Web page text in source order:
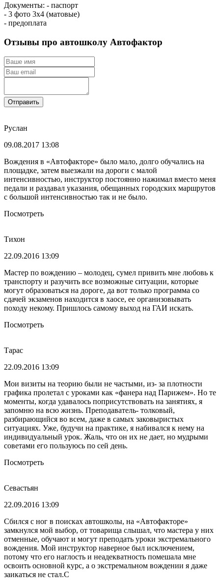
Документы: - паспорт
- 3 фото 3х4 (матовые)
- предоплата
Отзывы про автошколу Автофактор
Отправить
Руслан
09.08.2017 13:08
Вождения в «Автофакторе» было мало, долго обучались на
площадке, затем выезжали на дороги с малой
интенсивностью, инструктор постоянно нажимал вместо меня
педали и раздавал указания, обещанных городских маршрутов
с большой интенсивностью так и не было.
Посмотреть
Тихон
22.09.2016 13:09
Мастер по вождению – молодец, сумел привить мне любовь к
транспорту и разучить все возможные ситуации, которые
могут образоваться на дороге, да вот только программа со
сдачей экзаменов находится в хаосе, ее организовывать
походу некому. Пришлось самому выход на ГАИ искать.
Посмотреть
Тарас
22.09.2016 13:09
Мои визиты на теорию были не частыми, из- за плотности
графика пролетал с уроками как «фанера над Парижем». Но те
моменты, когда удавалось поприсутствовать на занятиях, я
запомню на всю жизнь. Преподаватель- толковый,
разбирающийся во всем, даже в самых заковыристых
ситуациях. Уже, будучи на практике, я набивался к нему на
индивидуальный урок. Жаль, что он их не дает, но мудрыми
советами его пользуюсь по сей день.
Посмотреть
Севастьян
22.09.2016 13:09
Сбился с ног в поисках автошколы, на «Автофакторе»
замкнулся мой выбор, от товарища слышал, что мастера у них
отменные, обучают и могут преподать уроки экстремального
вождения. Мой инструктор наверное был исключением,
потому что его наглость и неадекватность помешала мне
освоить основной курс, а о экстремальном вождении я даже
заикаться не стал.С